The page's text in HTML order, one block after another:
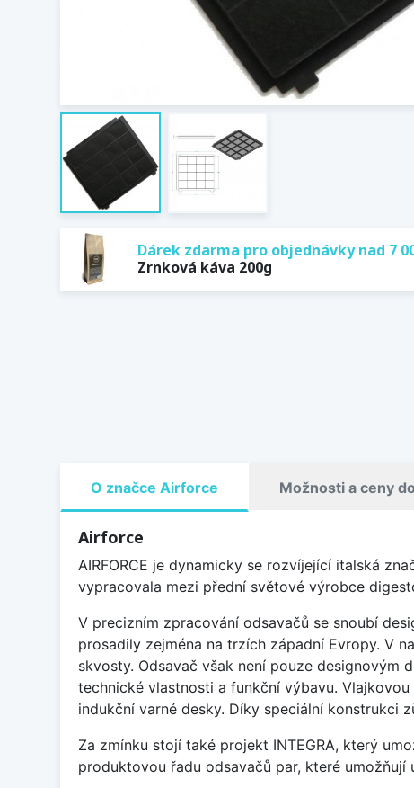
Dárek zdarma pro objednávky nad 7
Zrnková káva 200g
O značce Airforce Možnosti a ceny
Airforce
AIRFORCE je dynamicky se rozvíjející italská
vypracovala mezi přední světové výrobce
V precizním zpracování odsavačů se snoubí
prosadily zejména na trzích západní Evropy. V
skvosty. Odsavač však není pouze designovým
technické vlastnosti a funkční výbavu.
indukční varné desky. Díky speciální konstrukci
Za zmínku stojí také projekt INTEGRA, který
produktovou řadu odsavačů par, které